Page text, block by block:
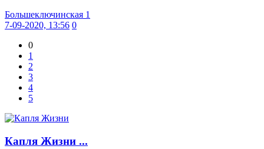
Большеключинская 1
7-09-2020, 13:56 0
0
1
2
3
4
5
Капля Жизни ...